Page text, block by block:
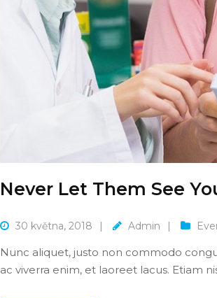
Never Let Them See
30 května, 2018 Admin
Nunc aliquet, justo non commodo
ac viverra enim, et laoreet lacus. Etiam